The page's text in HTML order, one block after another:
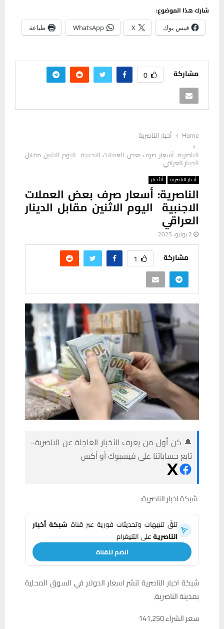
شارك هذا الموضوع:
فيس بوك X
WhatsApp طباعة
مشاركة 0
Home
أخبار الناصرية
الناصرية: أسعار صرف بعض العملات الاجنبية اليوم الاثنين مقابل
الدينار العراقي
أخبار الناصرية ألأخبار
الناصرية: أسعار صرف بعض العملات
الاجنبية اليوم الاثنين مقابل الدينار
العراقي
2 يونيو، 2025
مشاركة 1
🔔 كن أول من يعرف الأخبار العاجلة عن الناصرية–
تابع حساباتنا على فيسبوك أو أكس
شبكة اخبار الناصرية:
تلقَّ تنبيهات وتحديثات فورية عبر قناة شبكة أخبار
الناصريةعلى التليغرام
انضم للقناة
شبكة اخبار الناصرية تنشر اسعار الدولار في السوق المحلية
بمدينة الناصرية.
سعر الشراء 141,250